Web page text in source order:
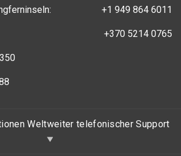
+1 949 864 6011
+370 5214 0765
Weltweiter telefonischer Support